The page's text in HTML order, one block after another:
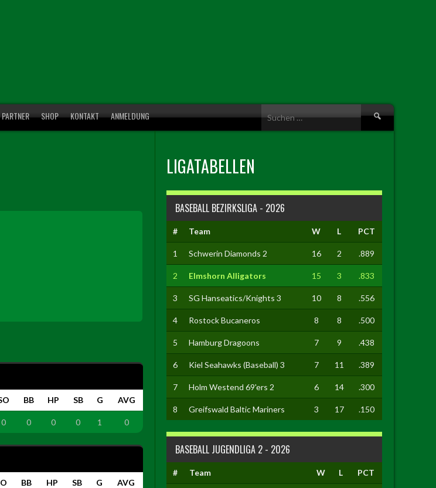
PARTNER SHOP KONTAKT ANMELDUNG
Suche
BB HP SB G AVG
0 0 0 0 1 0
BB HP SB G AVG
LIGATABELLEN
BASEBALL BEZIRKSLIGA - 2026
# Team W L PCT
1 Schwerin Diamonds 2 16 2 .889
2 Elmshorn Alligators 15 3 .833
3 SG Hanseatics/Knights 3 10 8 .556
4 Rostock Bucaneros 8 8 .500
5 Hamburg Dragoons 7 9 .438
6 Kiel Seahawks (Baseball) 3 7 11 .389
7 Holm Westend 69'ers 2 6 14 .300
8 Greifswald Baltic Mariners 3 17 .150
BASEBALL JUGENDLIGA 2 - 2026
# Team W L PCT